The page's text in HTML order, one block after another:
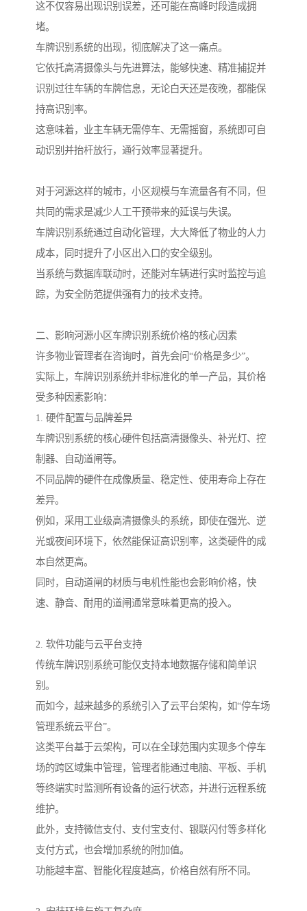
这不仅容易出现识别误差，还可能在高峰时段造成拥
堵。
车牌识别系统的出现，彻底解决了这一痛点。
它依托高清摄像头与先进算法，能够快速、精准捕捉并
识别过往车辆的车牌信息，无论白天还是夜晚，都能保
持高识别率。
这意味着，业主车辆无需停车、无需摇窗，系统即可自
动识别并抬杆放行，通行效率显著提升。
对于河源这样的城市，小区规模与车流量各有不同，但
共同的需求是减少人工干预带来的延误与失误。
车牌识别系统通过自动化管理，大大降低了物业的人力
成本，同时提升了小区出入口的安全级别。
当系统与数据库联动时，还能对车辆进行实时监控与追
踪，为安全防范提供强有力的技术支持。
二、影响河源小区车牌识别系统价格的核心因素
许多物业管理者在咨询时，首先会问“价格是多少”。
实际上，车牌识别系统并非标准化的单一产品，其价格
受多种因素影响：
1. 硬件配置与品牌差异
车牌识别系统的核心硬件包括高清摄像头、补光灯、控
制器、自动道闸等。
不同品牌的硬件在成像质量、稳定性、使用寿命上存在
差异。
例如，采用工业级高清摄像头的系统，即使在强光、逆
光或夜间环境下，依然能保证高识别率，这类硬件的成
本自然更高。
同时，自动道闸的材质与电机性能也会影响价格，快
速、静音、耐用的道闸通常意味着更高的投入。
2. 软件功能与云平台支持
传统车牌识别系统可能仅支持本地数据存储和简单识
别。
而如今，越来越多的系统引入了云平台架构，如“停车场
管理系统云平台”。
这类平台基于云架构，可以在全球范围内实现多个停车
场的跨区域集中管理，管理者能通过电脑、平板、手机
等终端实时监测所有设备的运行状态，并进行远程系统
维护。
此外，支持微信支付、支付宝支付、银联闪付等多样化
支付方式，也会增加系统的附加值。
功能越丰富、智能化程度越高，价格自然有所不同。